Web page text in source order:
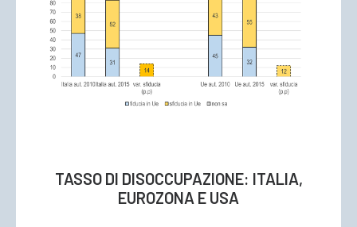
TASSO DI DISOCCUPAZIONE: ITALIA,
EUROZONA E USA